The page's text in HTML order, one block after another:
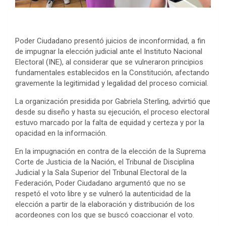
Poder Ciudadano presentó juicios de inconformidad, a fin
de impugnar la elección judicial ante el Instituto Nacional
Electoral (INE), al considerar que se vulneraron principios
fundamentales establecidos en la Constitución, afectando
gravemente la legitimidad y legalidad del proceso comicial.
La organización presidida por Gabriela Sterling, advirtió que
desde su diseño y hasta su ejecución, el proceso electoral
estuvo marcado por la falta de equidad y certeza y por la
opacidad en la información.
En la impugnación en contra de la elección de la Suprema
Corte de Justicia de la Nación, el Tribunal de Disciplina
Judicial y la Sala Superior del Tribunal Electoral de la
Federación, Poder Ciudadano argumentó que no se
respetó el voto libre y se vulneró la autenticidad de la
elección a partir de la elaboración y distribución de los
acordeones con los que se buscó coaccionar el voto.